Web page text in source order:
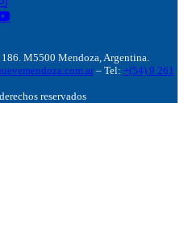
M5500 Mendoza, Argentina.
– Tel: +(54) 9 261
reservados